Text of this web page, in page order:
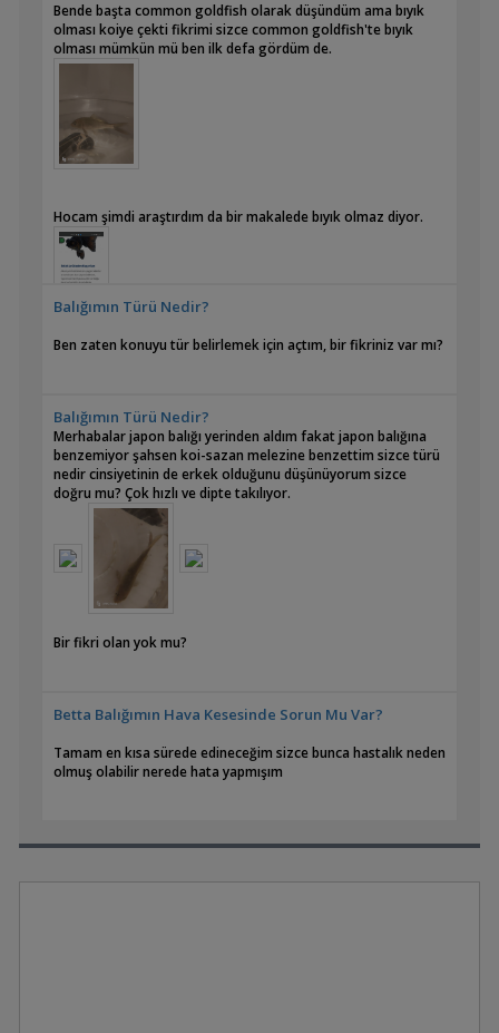
Bende başta common goldfish olarak düşündüm ama bıyık
olması koiye çekti fikrimi sizce common goldfish'te bıyık
olması mümkün mü ben ilk defa gördüm de.
Hocam şimdi araştırdım da bir makalede bıyık olmaz diyor.
Balığımın Türü Nedir?
Ben zaten konuyu tür belirlemek için açtım, bir fikriniz var mı?
Balığımın Türü Nedir?
Merhabalar japon balığı yerinden aldım fakat japon balığına
benzemiyor şahsen koi-sazan melezine benzettim sizce türü
nedir cinsiyetinin de erkek olduğunu düşünüyorum sizce
doğru mu? Çok hızlı ve dipte takılıyor.
Bir fikri olan yok mu?
Betta Balığımın Hava Kesesinde Sorun Mu Var?
Tamam en kısa sürede edineceğim sizce bunca hastalık neden
olmuş olabilir nerede hata yapmışım